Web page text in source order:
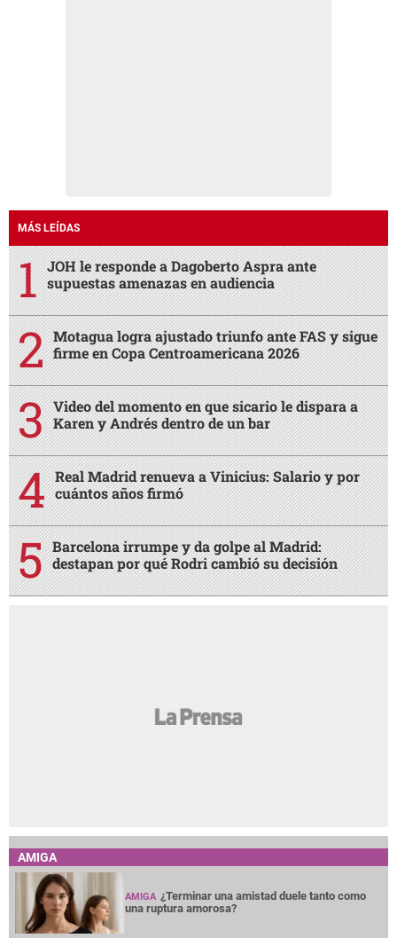
MÁS LEÍDAS
JOH le responde a Dagoberto Aspra ante
supuestas amenazas en audiencia
Motagua logra ajustado triunfo ante FAS y sigue
firme en Copa Centroamericana 2026
Video del momento en que sicario le dispara a
Karen y Andrés dentro de un bar
Real Madrid renueva a Vinicius: Salario y por
cuántos años firmó
Barcelona irrumpe y da golpe al Madrid:
destapan por qué Rodri cambió su decisión
AMIGA
AMIGA ¿Terminar una amistad duele tanto como
una ruptura amorosa?